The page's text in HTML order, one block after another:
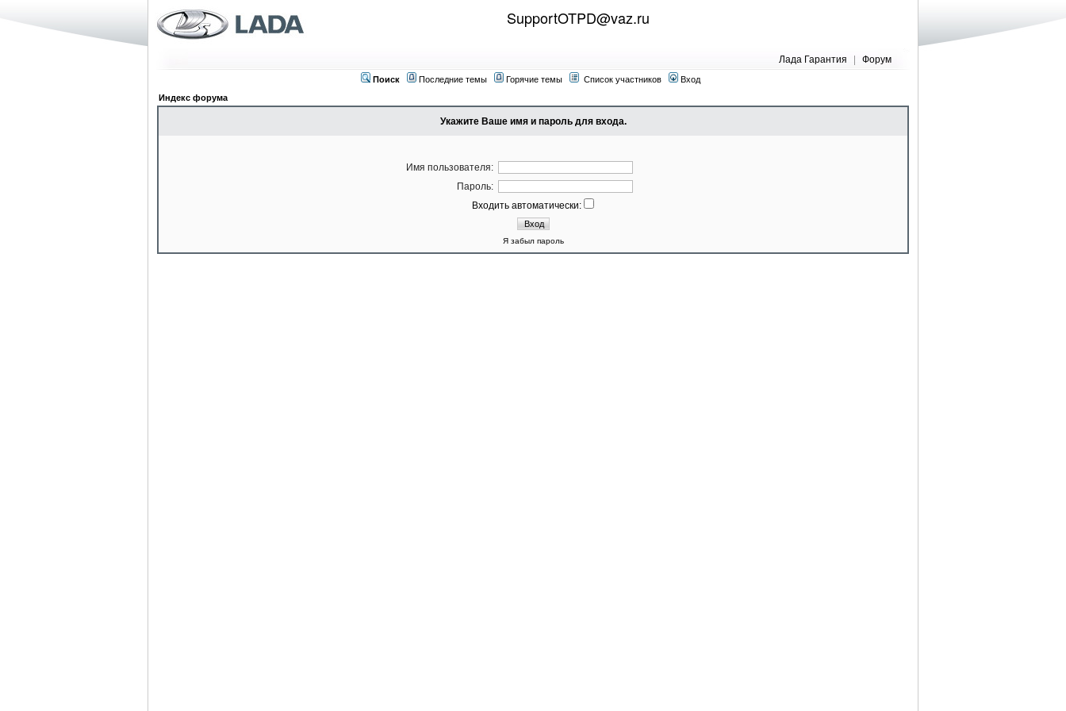
SupportOTPD@vaz.ru
Лада Гарантия | Форум
Поиск Последние темы Горячие темы Список участников
Вход
Индекс форума
Укажите Ваше имя и пароль для входа.
Имя пользователя:
Пароль:
Входить автоматически:
Я забыл пароль